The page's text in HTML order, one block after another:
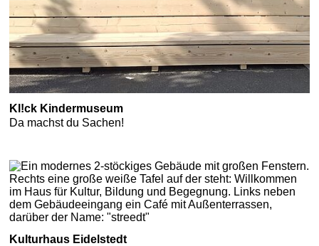
Kl!ck Kindermuseum
Da machst du Sachen!
Kulturhaus Eidelstedt